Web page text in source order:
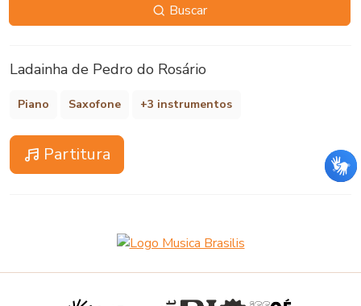
Buscar
Ladainha de Pedro do Rosário
Piano Saxofone +3 instrumentos
Partitura